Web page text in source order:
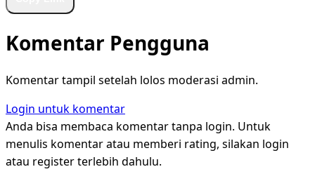
Komentar Pengguna
Komentar tampil setelah lolos moderasi admin.
Login untuk komentar
Anda bisa membaca komentar tanpa login. Untuk
menulis komentar atau memberi rating, silakan login
atau register terlebih dahulu.